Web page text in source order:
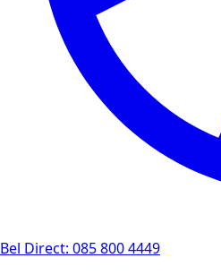
Bel Direct: 085 800 4449